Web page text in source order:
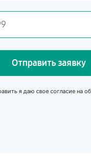
Отправить заявку
я даю свое согласие на